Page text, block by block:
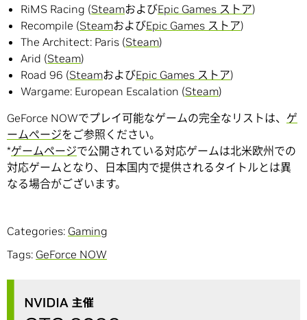
RiMS Racing (SteamおよびEpic Games ストア)
Recompile (SteamおよびEpic Games ストア)
The Architect: Paris (Steam)
Arid (Steam)
Road 96 (SteamおよびEpic Games ストア)
Wargame: European Escalation (Steam)
GeForce NOWでプレイ可能なゲームの完全なリストは、 ゲ
ームぺージをご参照ください。
*ゲームページで公開されている対応ゲームは北米欧州での
対応ゲームとなり、日本国内で提供されるタイトルとは異
なる場合がございます。
Categories: Gaming
Tags: GeForce NOW